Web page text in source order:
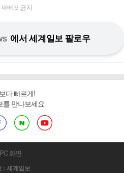
배포 금지
에서 세계일보 팔로우
다 빠르게!
를 만나보세요
PC 화면
: 세계일보